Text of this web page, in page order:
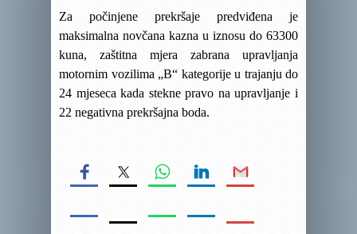
Za počinjene prekršaje predviđena je
maksimalna novčana kazna u iznosu do 63300
kuna, zaštitna mjera zabrana upravljanja
motornim vozilima „B“ kategorije u trajanju do
24 mjeseca kada stekne pravo na upravljanje i
22 negativna prekršajna boda.